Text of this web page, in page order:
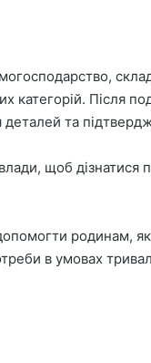
склад
категорій. Після
та
щоб дізнатися
родинам,
в умовах